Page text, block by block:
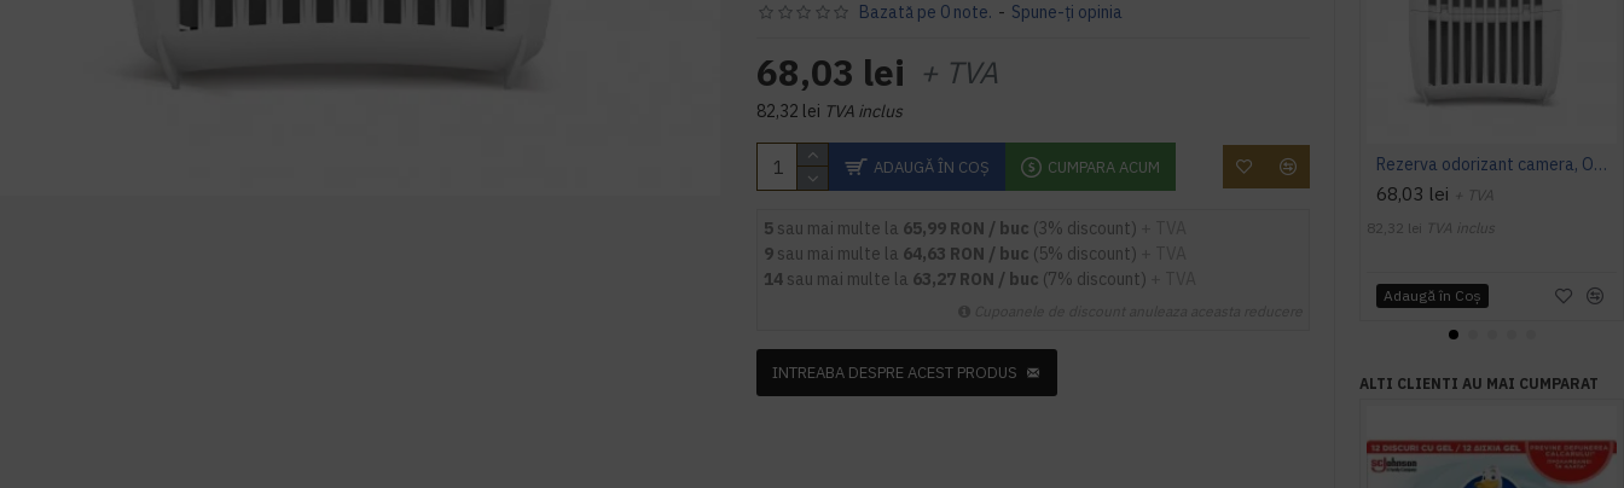
Bazată pe 0 note. - Spune-ţi opinia
68,03 lei + TVA
82,32 lei TVA inclus
ADAUGĂ ÎN COŞ CUMPARA ACUM
5 sau mai multe la 65,99 RON / buc (3% discount)
9 sau mai multe la 64,63 RON / buc (5% discount)
14 sau mai multe la 63,27 RON / buc (7% discount)
INTREABA DESPRE ACEST PRODUS
Rezerva odorizant camera, OXYGEN CHARM (fara pulverizare), regular
68,03 lei + TVA
82,32 lei TVA inclus
Adaugă în Coş
ALTI CLIENTI AU MAI CUMPARAT